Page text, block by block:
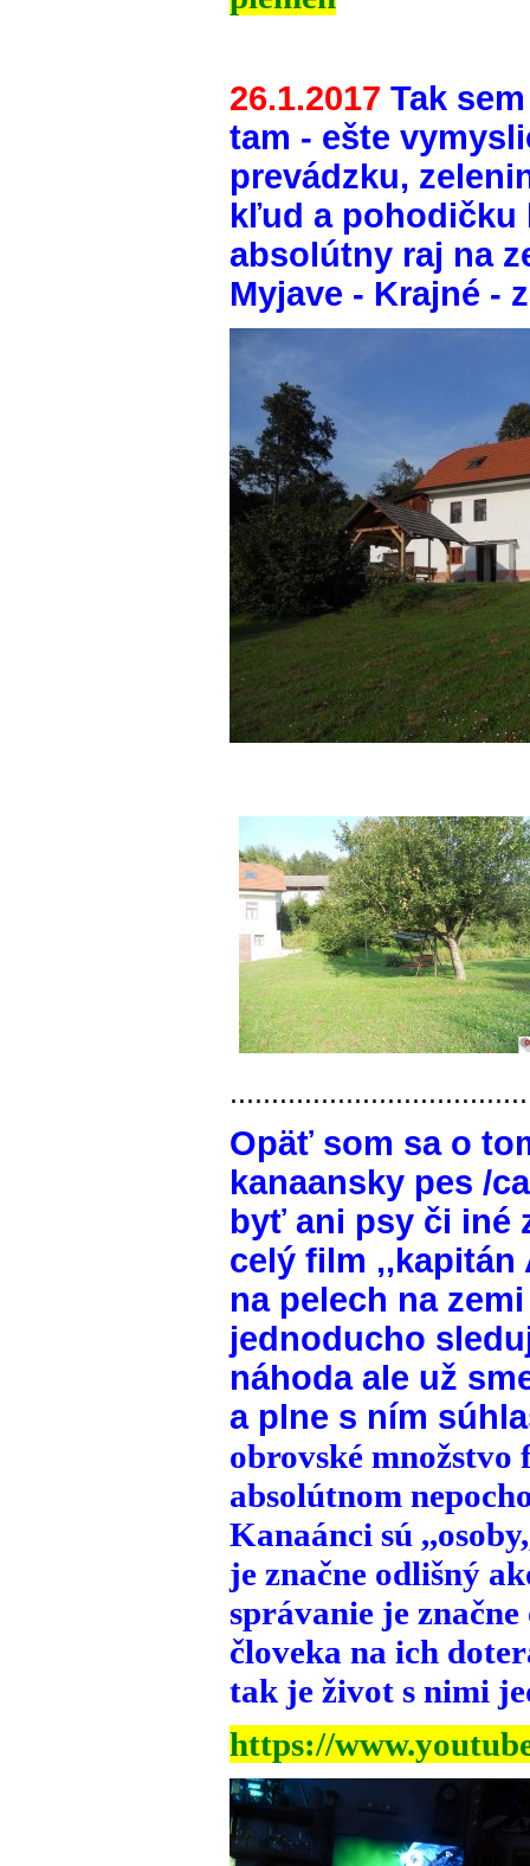
26.1.2017 Tak
tam - ešte
prevádzku,
kľud a pohodičku
absolútny raj na
Myjave - Krajné -
Opäť som sa o
kanaansky pes /
byť ani psy či iné
celý film ,,kapitán
na pelech na
jednoducho
náhoda ale už
a plne s ním
obrovské množstvo
absolútnom
Kanaánci sú
je značne odlišný
správanie je
človeka na ich
tak je život s nimi
https://